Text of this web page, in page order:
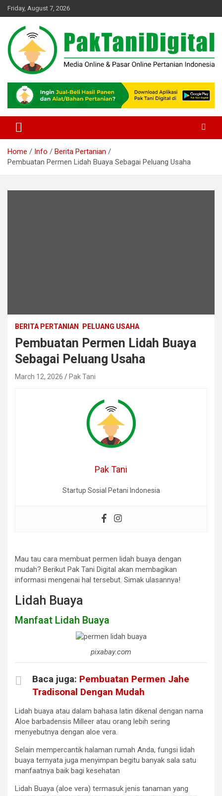
Skip
to
content
Friday, August 7, 2026
Pak Tani Digital
Home Info
Berita Pertanian
Pembuatan Permen Lidah Buaya Sebagai Peluang Usaha
BERITA PERTANIAN PELUANG USAHA
Pembuatan Permen Lidah Buaya
Sebagai Peluang Usaha
March 12, 2026 Pak Tani
Pak Tani
Startup Sosial Petani Indonesia
Mau tau cara membuat permen lidah buaya dengan
mudah? Berikut Pak Tani Digital akan membagikan
informasi mengenai hal tersebut. Simak ulasannya!
Lidah Buaya
Manfaat Lidah Buaya
pixabay.com
Baca juga: Pembuatan Permen Jahe
Tradisonal Dengan Mudah
Lidah buaya atau dalam bahasa latin dikenal dengan nama
Aloe barbadensis Milleer atau orang lebih sering
menyebutnya dengan aloe vera.
Selain mempercantik halaman rumah Anda, fungsi lidah
buaya ternyata juga menyimpan begitu banyak sala satu
manfaatnya baik bagi kesehatan
Lidah Buaya (aloe vera) termasuk jenis tanaman yang